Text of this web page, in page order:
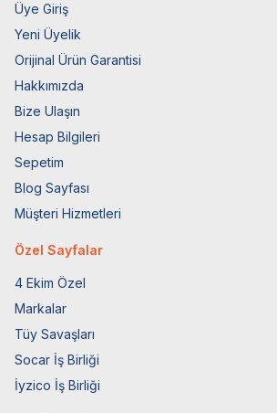
Üye Giriş
Yeni Üyelik
Orijinal Ürün Garantisi
Hakkımızda
Bize Ulaşın
Hesap Bilgileri
Sepetim
Blog Sayfası
Müşteri Hizmetleri
Özel Sayfalar
4 Ekim Özel
Markalar
Tüy Savaşları
Socar İş Birliği
İyzico İş Birliği